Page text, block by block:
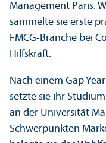
Management Paris.
sammelte sie erste
FMCG-Branche bei
Hilfskraft.
Nach einem Gap
setzte sie ihr
an der Universität
Schwerpunkten